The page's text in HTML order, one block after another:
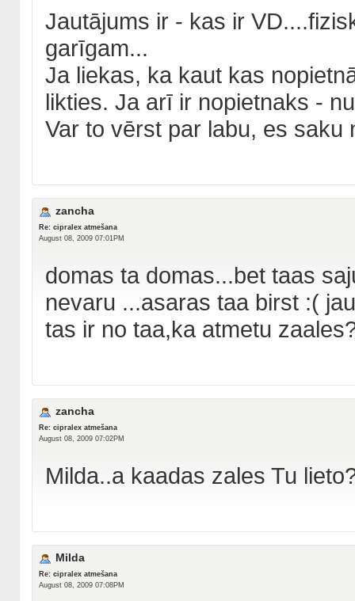
Jautājums ir - kas ir
garīgam...
Ja liekas, ka kaut kas
likties. Ja arī ir nopietnaks -
Var to vērst par labu, es saku
zancha
Re: cipralex atmešana
August 08, 2009 07:01PM
domas ta domas...bet taas
nevaru ...asaras taa birst :(
tas ir no taa,ka atmetu
zancha
Re: cipralex atmešana
August 08, 2009 07:02PM
Milda..a kaadas zales Tu
Milda
Re: cipralex atmešana
August 08, 2009 07:08PM